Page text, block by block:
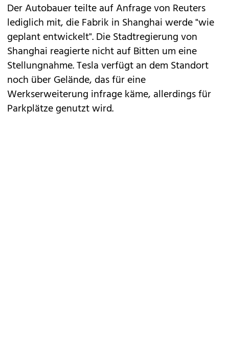
Der Autobauer teilte auf Anfrage von Reuters
lediglich mit, die Fabrik in Shanghai werde "wie
geplant entwickelt". Die Stadtregierung von
Shanghai reagierte nicht auf Bitten um eine
Stellungnahme. Tesla verfügt an dem Standort
noch über Gelände, das für eine
Werkserweiterung infrage käme, allerdings für
Parkplätze genutzt wird.